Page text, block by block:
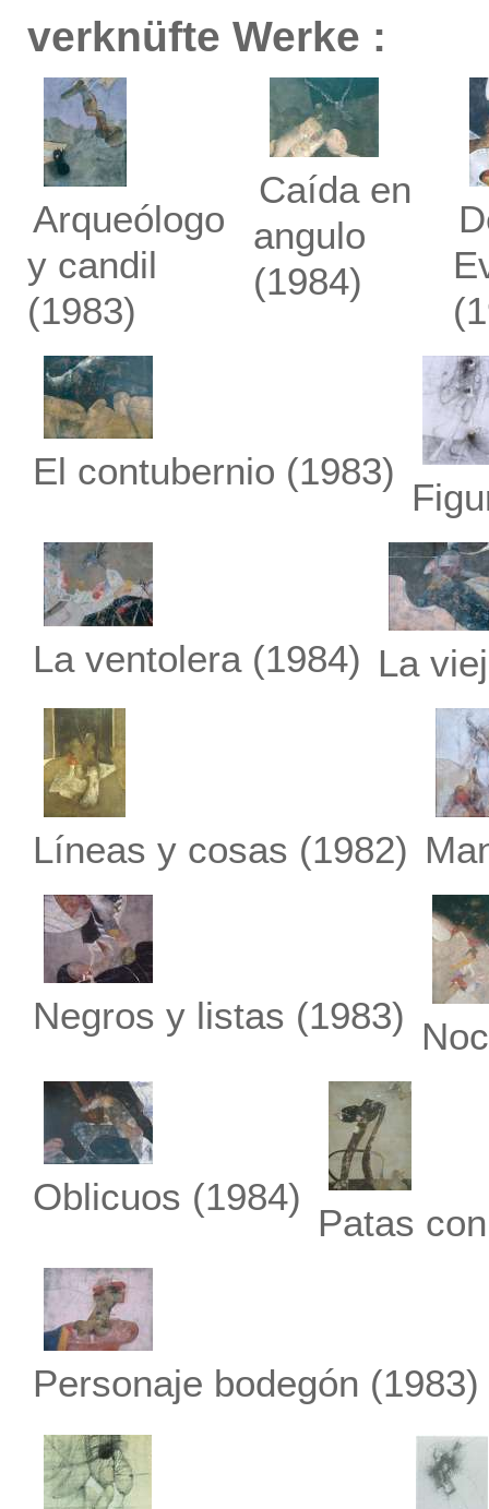
verknüfte Werke :
Arqueólogo
y candil
(1983)
Caída en
angulo
(1984)
El contubernio (1983)
La ventolera(1984) La
Líneas y cosas (1982)
Negros y listas (1983)
Oblicuos (1984)
Patas
Personaje bodegón (1983)